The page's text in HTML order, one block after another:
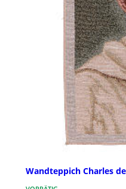
Wandteppich Charles